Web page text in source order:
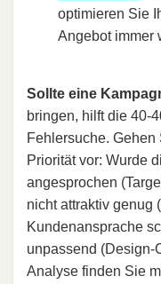
optimieren Sie
Angebot immer
Sollte eine
bringen, hilft die 40-
Fehlersuche.
Priorität vor: Wurde
angesprochen
nicht attraktiv genug
Kundenansprache
unpassend (Design-
Analyse finden Sie